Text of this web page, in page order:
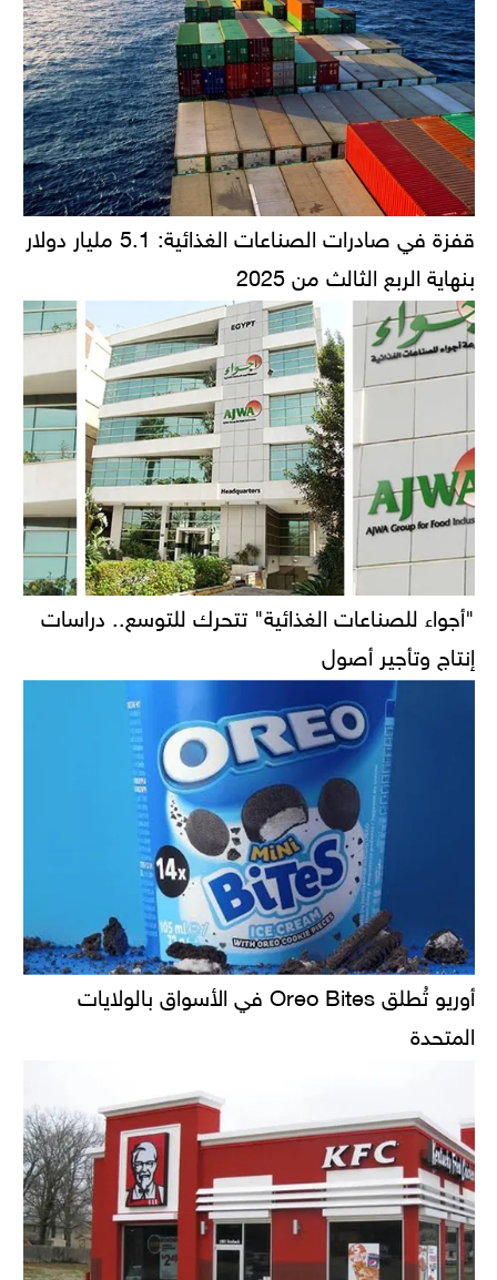
قفزة في صادرات الصناعات الغذائية: 5.1 مليار دولار
بنهاية الربع الثالث من 2025
"أجواء للصناعات الغذائية" تتحرك للتوسع.. دراسات
إنتاج وتأجير أصول
أوريو تُطلق Oreo Bites في الأسواق بالولايات
المتحدة